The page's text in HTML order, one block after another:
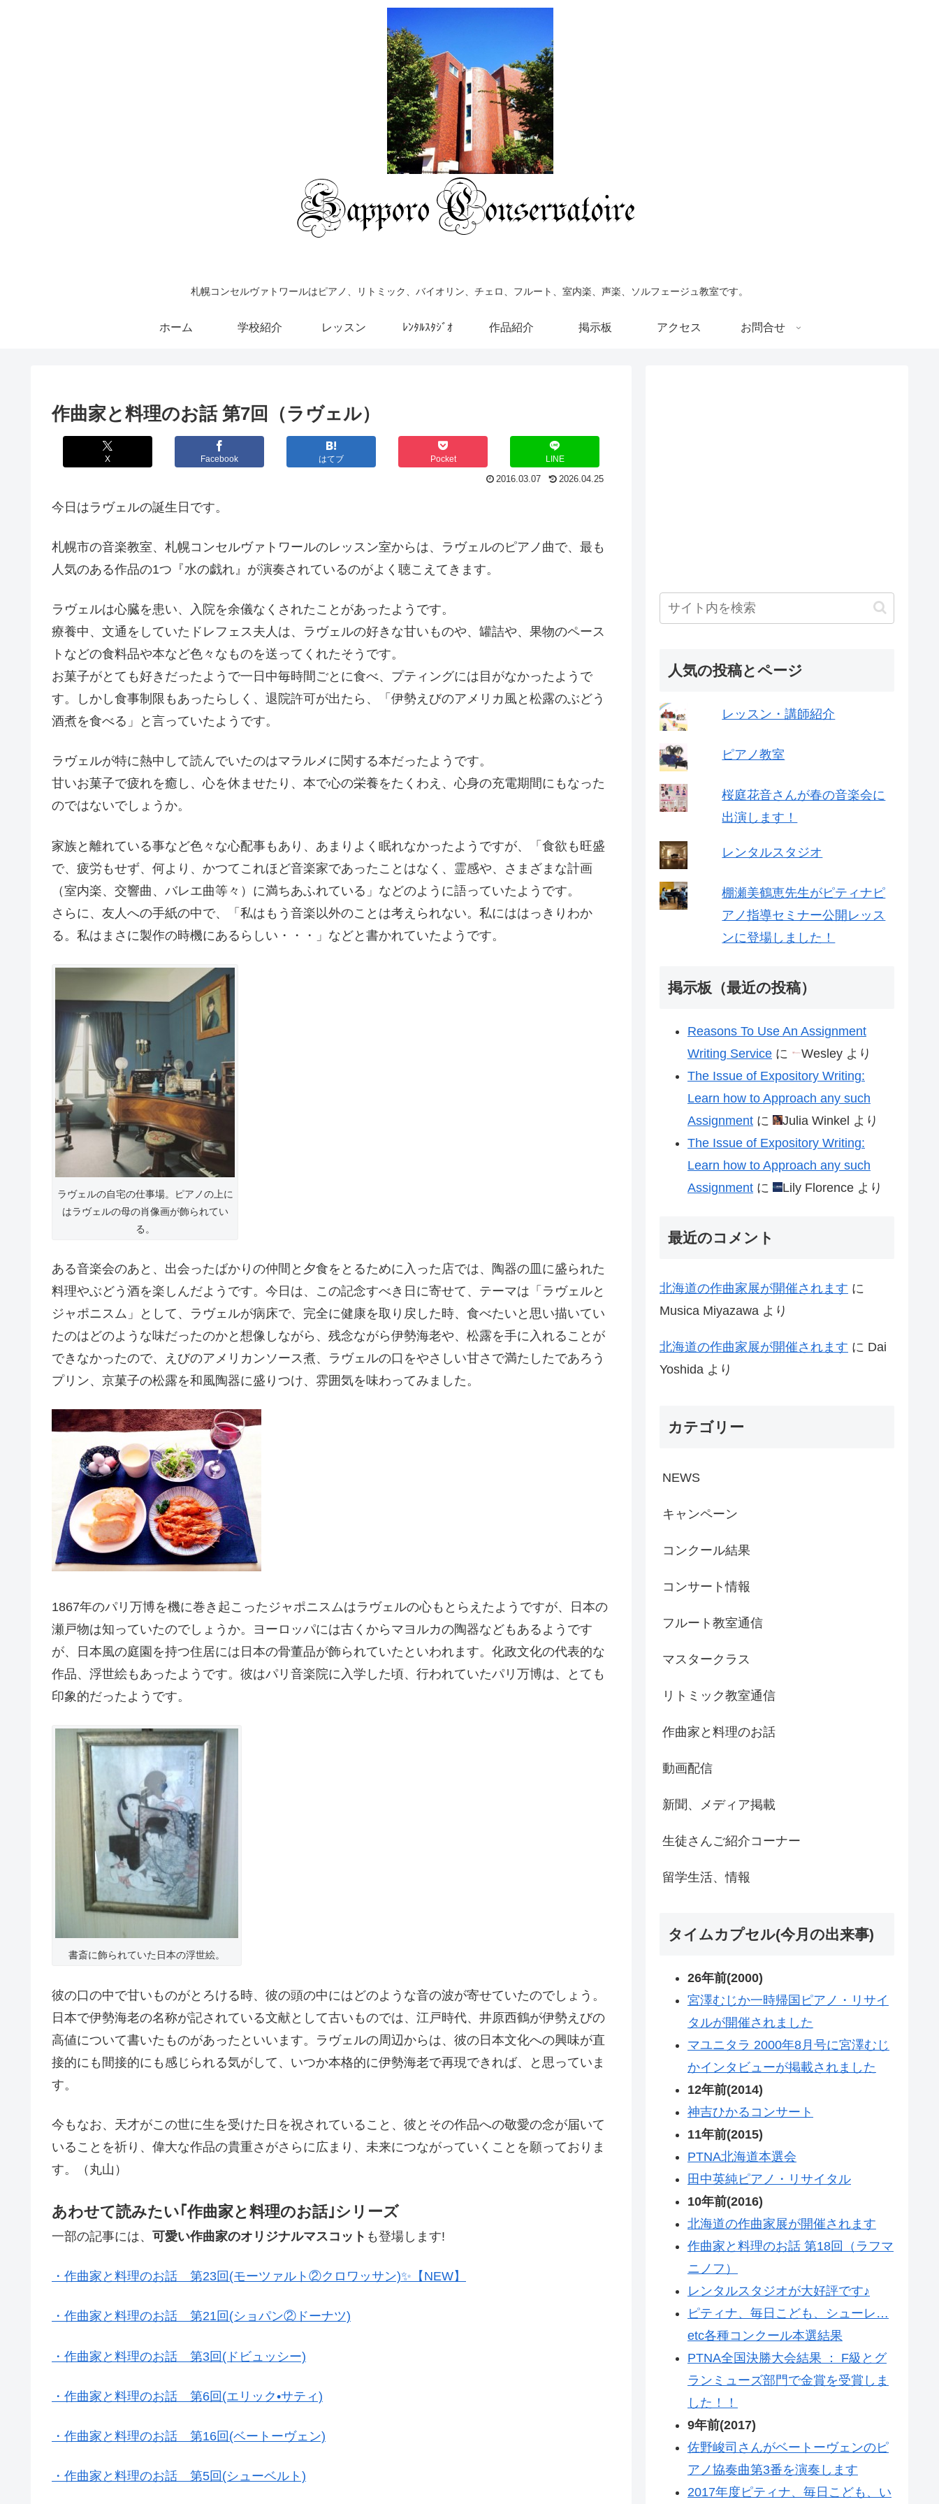
札幌コンセルヴァトワールはピアノ、リトミック、バイオリン、チェロ、フルート、室内楽、声楽、ソルフェージュ教室です。
ホーム 学校紹介 レッスン ﾚﾝﾀﾙｽﾀｼﾞｵ 作品紹介 掲示板 アクセス お問合せ
作曲家と料理のお話 第7回（ラヴェル）
X Facebook はてブ Pocket LINE
2016.03.07 2026.04.25
今日はラヴェルの誕生日です。
札幌市の音楽教室、札幌コンセルヴァトワールのレッスン室からは、ラヴェルのピアノ曲で、最も
人気のある作品の1つ『水の戯れ』が演奏されているのがよく聴こえてきます。
ラヴェルは心臓を患い、入院を余儀なくされたことがあったようです。
療養中、文通をしていたドレフェス夫人は、ラヴェルの好きな甘いものや、罐詰や、果物のペース
トなどの食料品や本など色々なものを送ってくれたそうです。
お菓子がとても好きだったようで一日中毎時間ごとに食べ、プティングには目がなかったようで
す。しかし食事制限もあったらしく、退院許可が出たら、「伊勢えびのアメリカ風と松露のぶどう
酒煮を食べる」と言っていたようです。
ラヴェルが特に熱中して読んでいたのはマラルメに関する本だったようです。
甘いお菓子で疲れを癒し、心を休ませたり、本で心の栄養をたくわえ、心身の充電期間にもなった
のではないでしょうか。
家族と離れている事など色々な心配事もあり、あまりよく眠れなかったようですが、「食欲も旺盛
で、疲労もせず、何より、かつてこれほど音楽家であったことはなく、霊感や、さまざまな計画
（室内楽、交響曲、バレエ曲等々）に満ちあふれている」などのように語っていたようです。
さらに、友人への手紙の中で、「私はもう音楽以外のことは考えられない。私にははっきりわか
る。私はまさに製作の時機にあるらしい・・・」などと書かれていたようです。
ラヴェルの自宅の仕事場。ピアノの上に
はラヴェルの母の肖像画が飾られてい
る。
ある音楽会のあと、出会ったばかりの仲間と夕食をとるために入った店では、陶器の皿に盛られた
料理やぶどう酒を楽しんだようです。今日は、この記念すべき日に寄せて、テーマは「ラヴェルと
ジャポニスム」として、ラヴェルが病床で、完全に健康を取り戻した時、食べたいと思い描いてい
たのはどのような味だったのかと想像しながら、残念ながら伊勢海老や、松露を手に入れることが
できなかったので、えびのアメリカンソース煮、ラヴェルの口をやさしい甘さで満たしたであろう
プリン、京菓子の松露を和風陶器に盛りつけ、雰囲気を味わってみました。
1867年のパリ万博を機に巻き起こったジャポニスムはラヴェルの心もとらえたようですが、日本の
瀬戸物は知っていたのでしょうか。ヨーロッパには古くからマヨルカの陶器などもあるようです
が、日本風の庭園を持つ住居には日本の骨董品が飾られていたといわれます。化政文化の代表的な
作品、浮世絵もあったようです。彼はパリ音楽院に入学した頃、行われていたパリ万博は、とても
印象的だったようです。
書斎に飾られていた日本の浮世絵。
彼の口の中で甘いものがとろける時、彼の頭の中にはどのような音の波が寄せていたのでしょう。
日本で伊勢海老の名称が記されている文献として古いものでは、江戸時代、井原西鶴が伊勢えびの
高値について書いたものがあったといいます。ラヴェルの周辺からは、彼の日本文化への興味が直
接的にも間接的にも感じられる気がして、いつか本格的に伊勢海老で再現できれば、と思っていま
す。
今もなお、天才がこの世に生を受けた日を祝されていること、彼とその作品への敬愛の念が届いて
いることを祈り、偉大な作品の貴重さがさらに広まり、未来につながっていくことを願っておりま
す。（丸山）
あわせて読みたい｢作曲家と料理のお話｣シリーズ
一部の記事には、 可愛い作曲家のオリジナルマスコット も登場します!
・作曲家と料理のお話 第23回(モーツァルト②クロワッサン)✨【NEW】
・作曲家と料理のお話 第21回(ショパン②ドーナツ)
・作曲家と料理のお話 第3回(ドビュッシー)
・作曲家と料理のお話 第6回(エリック•サティ)
・作曲家と料理のお話 第16回(ベートーヴェン)
・作曲家と料理のお話 第5回(シューベルト)
人気の投稿とページ
レッスン・講師紹介
ピアノ教室
桜庭花音さんが春の音楽会に
出演します！
レンタルスタジオ
棚瀬美鶴恵先生がピティナピ
アノ指導セミナー公開レッス
ンに登場しました！
掲示板（最近の投稿）
Reasons To Use An Assignment
Writing Service に Wesley より
The Issue of Expository Writing:
Learn how to Approach any such
Assignment に Julia Winkel より
The Issue of Expository Writing:
Learn how to Approach any such
Assignment に Lily Florence より
最近のコメント
北海道の作曲家展が開催されます に
Musica Miyazawa より
北海道の作曲家展が開催されます に Dai
Yoshida より
カテゴリー
NEWS
キャンペーン
コンクール結果
コンサート情報
フルート教室通信
マスタークラス
リトミック教室通信
作曲家と料理のお話
動画配信
新聞、メディア掲載
生徒さんご紹介コーナー
留学生活、情報
タイムカプセル(今月の出来事)
26年前(2000)
宮澤むじか一時帰国ピアノ・リサイ
タルが開催されました
マユニタラ 2000年8月号に宮澤むじ
かインタビューが掲載されました
12年前(2014)
神吉ひかるコンサート
11年前(2015)
PTNA北海道本選会
田中英純ピアノ・リサイタル
10年前(2016)
北海道の作曲家展が開催されます
作曲家と料理のお話 第18回（ラフマ
ニノフ）
レンタルスタジオが大好評です♪
ピティナ、毎日こども、シューレ…
etc各種コンクール本選結果
PTNA全国決勝大会結果 ： F級とグ
ランミューズ部門で金賞を受賞しま
した！！
9年前(2017)
佐野峻司さんがベートーヴェンのピ
アノ協奏曲第3番を演奏します
2017年度ピティナ、毎日こども、い